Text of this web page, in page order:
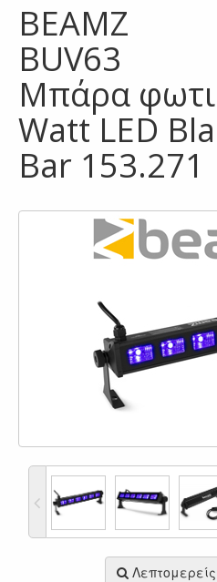
BEAMZ
BUV63
Μπάρα
Watt LED
Bar 153.271